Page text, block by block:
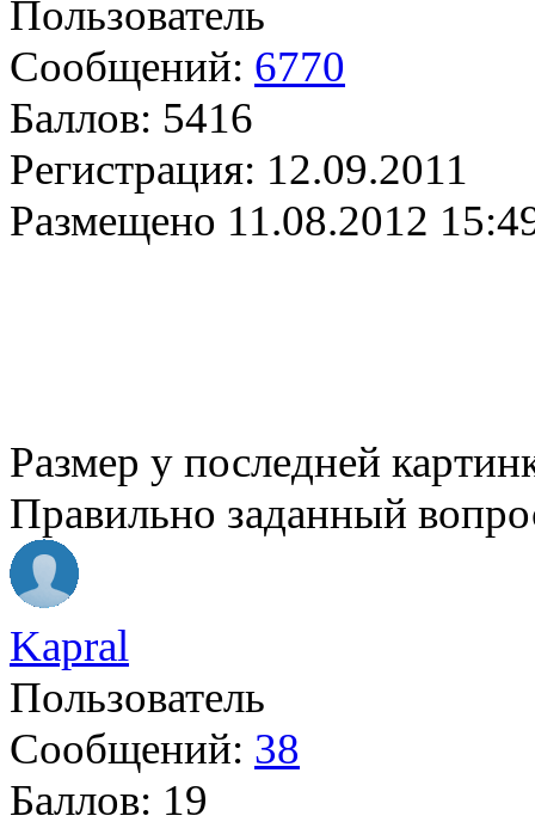
Пользователь
Сообщений: 6770
Баллов: 5416
Регистрация: 12.09.2011
Размещено 11.08.2012
Размер у последней
Правильно заданный
Kapral
Пользователь
Сообщений: 38
Баллов: 19